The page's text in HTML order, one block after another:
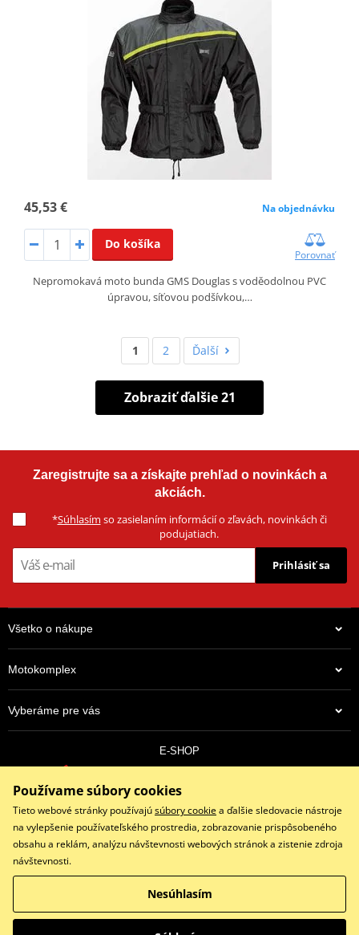
45,53 € Na objednávku
Do košíka
Porovnať
Nepromokavá moto bunda GMS Douglas s voděodolnou PVC
úpravou, síťovou podšívkou,…
1 2 Ďalší
Zobraziť ďalšie 21
Zaregistrujte sa a získajte prehľad o novinkách a
akciách.
*Súhlasím so zasielaním informácií o zľavách, novinkách či
podujatiach.
Prihlásiť sa
Všetko o nákupe
Motokomplex
Vyberáme pre vás
E-SHOP
objednavky@eshopmotokomplex.sk
Po - Pia: 8:30-17:00 | Nedeľa: ZATVORENÉ
Facebook
Copyright © 2026 www.eshopmotokomplex.sk
Všetky práva vyhradené
Používame súbory cookies
Tieto webové stránky používajúsúbory cookiea ďalšie sledovacie nástroje
na vylepšenie používateľského prostredia, zobrazovanie prispôsobeného
obsahu a reklám, analýzu návštevnosti webových stránok a zistenie zdroja
návštevnosti.
Nesúhlasím